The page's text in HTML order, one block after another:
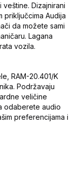
Dizajnirani
priključcima Audija
da možete sami
Lagana
vozila.
RAM-20.401/K
Podržavaju
veličine
odaberete audio
preferencijama i